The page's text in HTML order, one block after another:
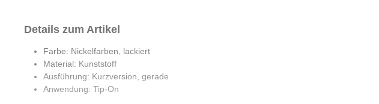
Details zum Artikel
Farbe: Nickelfarben, lackiert
Material: Kunststoff
Ausführung: Kurzversion, gerade
Anwendung: Tip-On